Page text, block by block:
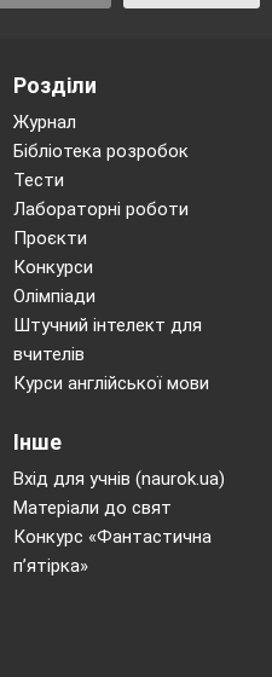
Розділи
Журнал
Бібліотека розробок
Тести
Лабораторні роботи
Проєкти
Конкурси
Олімпіади
Штучний інтелект для
вчителів
Курси англійської мови
Інше
Вхід для учнів (naurok.ua)
Матеріали до свят
Конкурс «Фантастична
п’ятірка»